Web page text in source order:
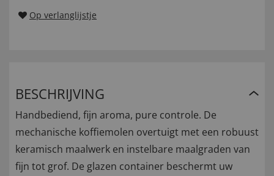
Op verlanglijstje
BESCHRIJVING
Handbediend, fijn aroma, pure controle. De
mechanische koffiemolen overtuigt met een robuust
keramisch maalwerk en instelbare maalgraden van
fijn tot grof. De glazen container beschermt uw